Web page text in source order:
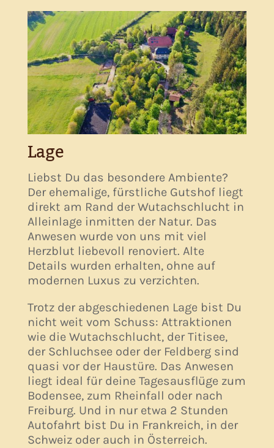
Lage
Liebst Du das besondere Ambiente?
Der ehemalige, fürstliche Gutshof liegt
direkt am Rand der Wutachschlucht in
Alleinlage inmitten der Natur. Das
Anwesen wurde von uns mit viel
Herzblut liebevoll renoviert. Alte
Details wurden erhalten, ohne auf
modernen Luxus zu verzichten.
Trotz der abgeschiedenen Lage bist Du
nicht weit vom Schuss: Attraktionen
wie die Wutachschlucht, der Titisee,
der Schluchsee oder der Feldberg sind
quasi vor der Haustüre. Das Anwesen
liegt ideal für deine Tagesausflüge zum
Bodensee, zum Rheinfall oder nach
Freiburg. Und in nur etwa 2 Stunden
Autofahrt bist Du in Frankreich, in der
Schweiz oder auch in Österreich.